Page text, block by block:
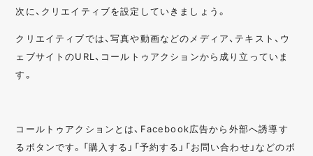
次に、クリエイティブを設定していきましょう。
クリエイティブでは、写真や動画などのメディア、テキスト、ウ
ェブサイトのURL、コールトゥアクションから成り立っていま
す。
コールトゥアクションとは、Facebook広告から外部へ誘導す
るボタンです。「購入する」「予約する」「お問い合わせ」などのボ